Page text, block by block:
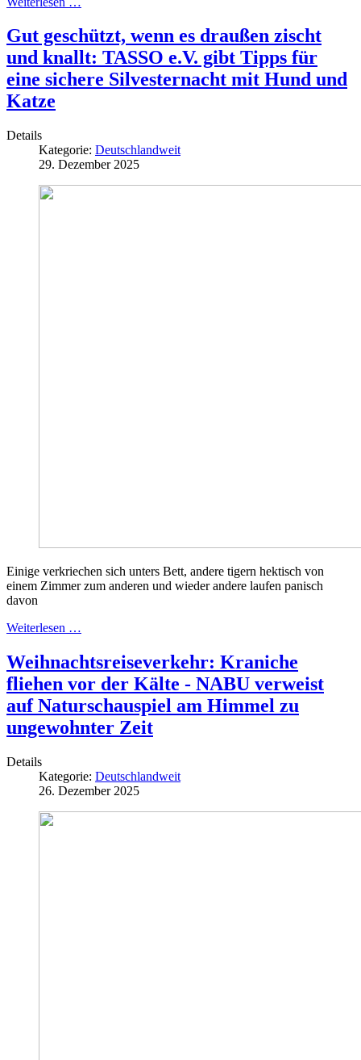
Gut geschützt, wenn es draußen zischt
und knallt: TASSO e.V. gibt Tipps für
eine sichere Silvesternacht mit Hund und
Katze
Details
Kategorie: Deutschlandweit
29. Dezember 2025
Einige verkriechen sich unters Bett, andere tigern hektisch von
einem Zimmer zum anderen und wieder andere laufen panisch
davon
Weiterlesen …
Weihnachtsreiseverkehr: Kraniche
fliehen vor der Kälte - NABU verweist
auf Naturschauspiel am Himmel zu
ungewohnter Zeit
Details
Kategorie: Deutschlandweit
26. Dezember 2025